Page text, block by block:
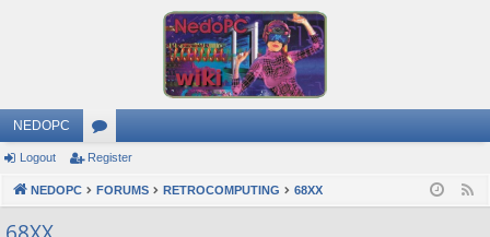
NEDOPC
or
u
Logout Register
NEDOPC FORUMS RETROCOMPUTING 68XX